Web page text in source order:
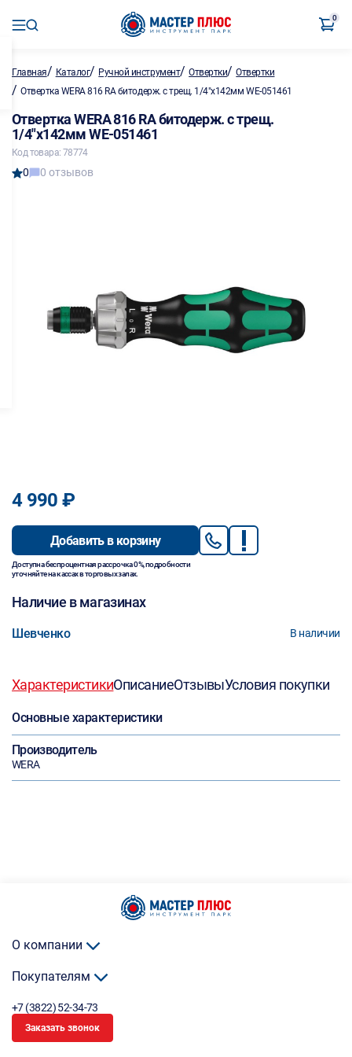
0
Главная/ Каталог/ Ручной инструмент/Отвертки/Отвертки
/ Отвертка WERA 816 RA битодерж. с трещ. 1/4"х142мм WE-051461
Отвертка WERA 816 RA битодерж. с трещ.
1/4"х142мм WE-051461
Код товара: 78774
0 0 отзывов
4 990 ₽
Добавить в корзину
Доступна беспроцентная рассрочка 0%, подробности
уточняйте на кассах в торговых залах.
Наличие в магазинах
Шевченко В наличии
ХарактеристикиОписаниеОтзывыУсловия покупки
Основные характеристики
Производитель
WERA
О компании
Покупателям
+7 (3822) 52-34-73
Заказать звонок